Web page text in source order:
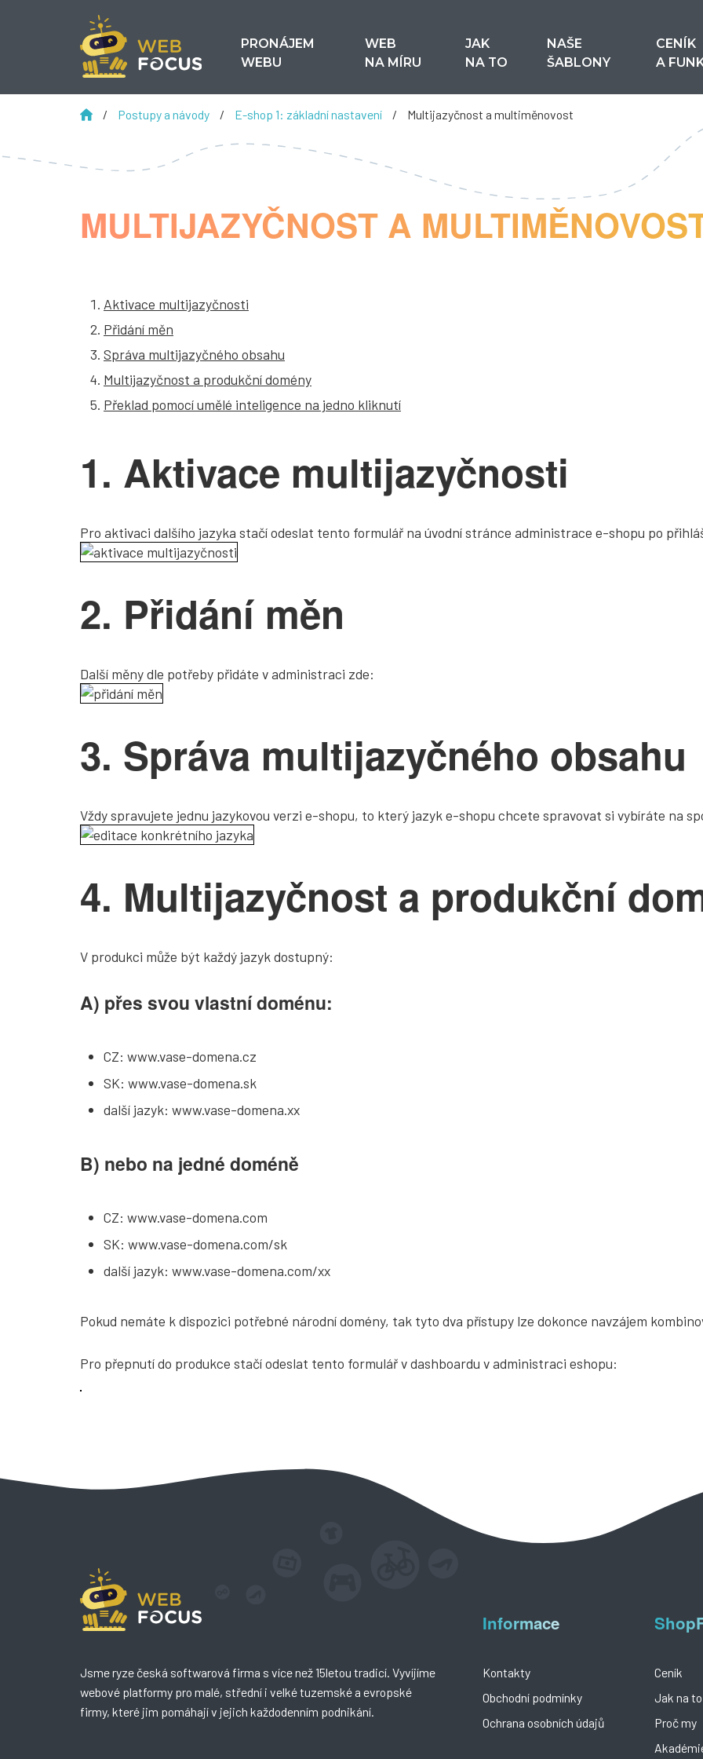
PRONÁJEM
WEBU
WEB
NA MÍRU
JAK
NA TO
NAŠE
ŠABLONY
CENÍK
A
MULTIJAZYČNOST A
/ Postupy a návody / E-shop 1: základní nastavení / Multijazyčnost a multiměnovost
Aktivace multijazyčnosti
Přidání měn
Správa multijazyčného obsahu
Multijazyčnost a produkční domény
Překlad pomocí umělé inteligence na jedno kliknutí
1. Aktivace multijazyčnosti
Pro aktivaci dalšího jazyka stačí odeslat tento formulář na úvodní stránce administrace e-shopu po
2. Přidání měn
Další měny dle potřeby přidáte v administraci zde:
3. Správa multijazyčného obsahu
Vždy spravujete jednu jazykovou verzi e-shopu, to který jazyk e-shopu chcete spravovat si vybíráte na
4. Multijazyčnost a produkční
V produkci může být každý jazyk dostupný:
A) přes svou vlastní doménu:
CZ: www.vase-domena.cz
SK: www.vase-domena.sk
další jazyk: www.vase-domena.xx
B) nebo na jedné doméně
CZ: www.vase-domena.com
SK: www.vase-domena.com/sk
další jazyk: www.vase-domena.com/xx
Pokud nemáte k dispozici potřebné národní domény, tak tyto dva přístupy lze dokonce navzájem
Pro přepnutí do produkce stačí odeslat tento formulář v dashboardu v administraci eshopu:
Jsme ryze česká softwarová firma s více než 15letou tradicí. Vyvíjíme
webové platformy pro malé, střední i velké tuzemské a evropské
firmy, které jim pomáhají v jejich každodenním podnikání.
Informace
Kontakty
Obchodní podmínky
Ochrana osobních údajů
Ceník
Jak na to
Proč my